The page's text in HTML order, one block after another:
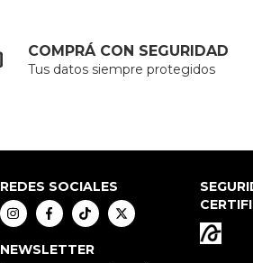
COMPRÁ CON SEGURIDAD
Tus datos siempre protegidos
REDES SOCIALES
NEWSLETTER